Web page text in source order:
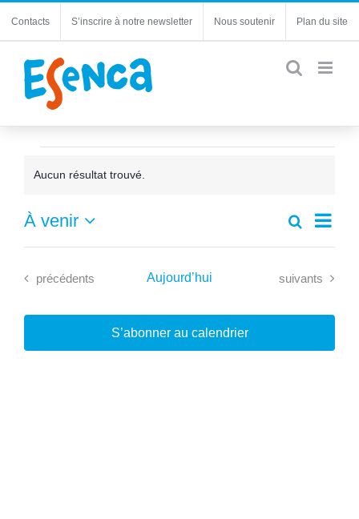
Contacts S’inscrire à notre newsletter Nous soutenir Plan du site
Aucun résultat trouvé.
et
vues
Recherche
Liste
À venir
Sélectionnez
date.
Évènements
précédents Aujourd’hui Évènements
suivants
S’abonner au calendrier